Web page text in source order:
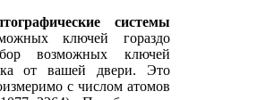
системы
ключей гораздо
возможных ключей
от вашей двери. Это
с числом атомов